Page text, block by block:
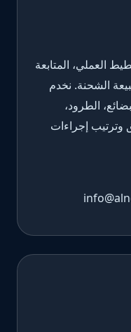
العملي، المتابعة
الشحنة. نخدم
الطرود،
وترتيب إجراءات